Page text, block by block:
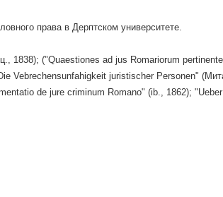
права в Дерптском университете.
1838); ("Quaestiones ad jus Romariorum
Vebrechensunfahigkeit juristischer Personen"
de jure criminum Romano" (ib., 1862);